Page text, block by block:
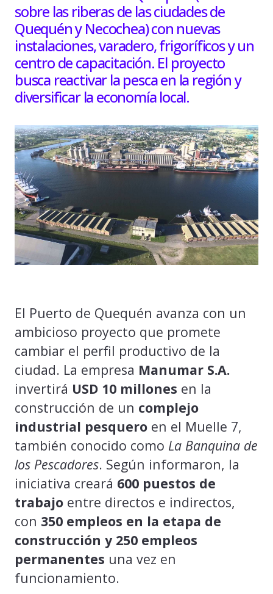
sobre las riberas de las ciudades de
Quequén y Necochea) con nuevas
instalaciones, varadero, frigoríficos y un
centro de capacitación. El proyecto
busca reactivar la pesca en la región y
diversificar la economía local.
El Puerto de Quequén avanza con un
ambicioso proyecto que promete
cambiar el perfil productivo de la
ciudad. La empresa Manumar S.A.
invertirá USD 10 millones en la
construcción de un complejo
industrial pesquero en el Muelle 7,
también conocido como La Banquina de
los Pescadores. Según informaron, la
iniciativa creará 600 puestos de
trabajo entre directos e indirectos,
con 350 empleos en la etapa de
construcción y 250 empleos
permanentes una vez en
funcionamiento.